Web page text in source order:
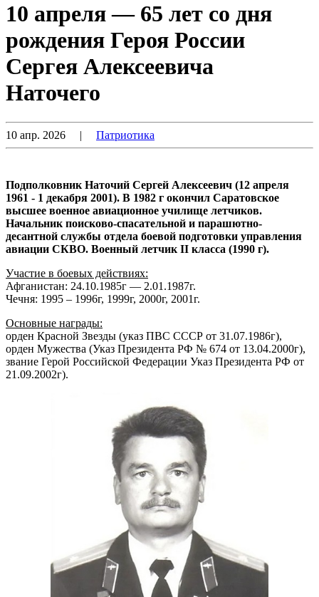
10 апреля — 65 лет со дня
рождения Героя России
Сергея Алексеевича
Наточего
10 апр. 2026 | Патриотика
Подполковник Наточий Сергей Алексеевич (12 апреля
1961 - 1 декабря 2001). В 1982 г окончил Саратовское
высшее военное авиационное училище летчиков.
Начальник поисково-спасательной и парашютно-
десантной службы отдела боевой подготовки управления
авиации СКВО. Военный летчик II класса (1990 г).
Участие в боевых действиях:
Афганистан: 24.10.1985г — 2.01.1987г.
Чечня: 1995 – 1996г, 1999г, 2000г, 2001г.
Основные награды:
орден Красной Звезды (указ ПВС СССР от 31.07.1986г),
орден Мужества (Указ Президента РФ № 674 от 13.04.2000г),
звание Герой Российской Федерации Указ Президента РФ от
21.09.2002г).